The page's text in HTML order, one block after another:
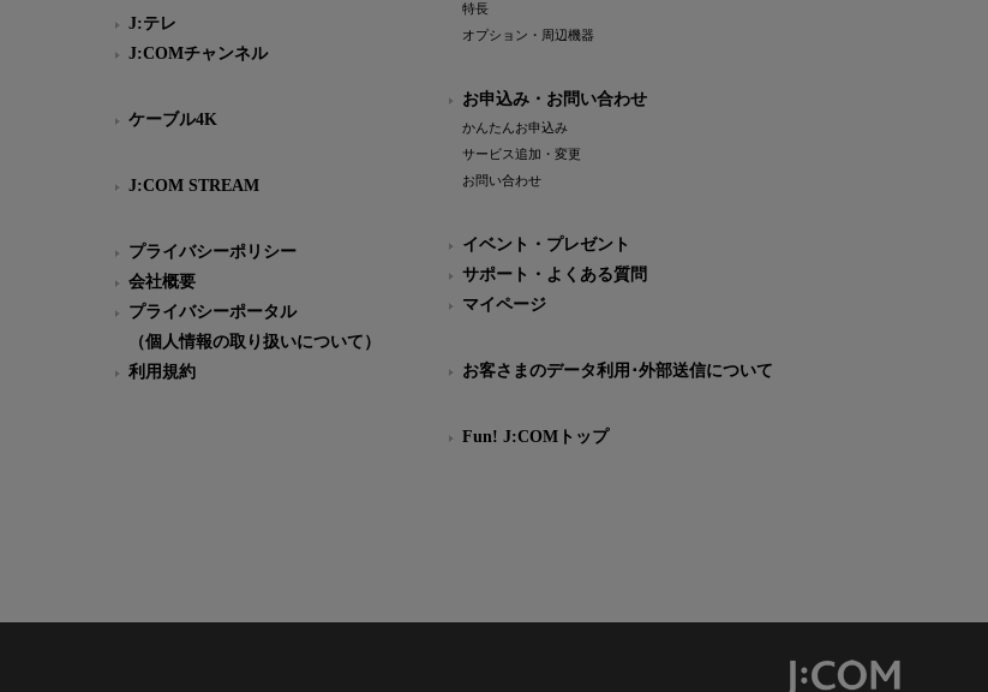
J:テレ
J:COMチャンネル
ケーブル4K
J:COM STREAM
プライバシーポリシー
会社概要
プライバシーポータル
（個人情報の取り扱いについて）
利用規約
特長
オプション・周辺機器
お申込み・お問い合わせ
かんたんお申込み
サービス追加・変更
お問い合わせ
イベント・プレゼント
サポート・よくある質問
マイページ
お客さまのデータ利用･外部送信について
Fun! J:COMトップ